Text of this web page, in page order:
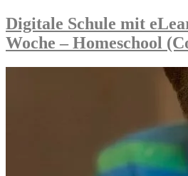
(Coronatagebuch
ohne
Corona)“
Digitale Schule mit
Woche – Homeschool